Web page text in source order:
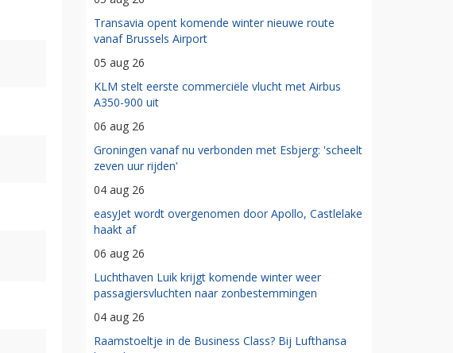
Transavia opent komende winter nieuwe route
vanaf Brussels Airport
05 aug 26
KLM stelt eerste commerciële vlucht met Airbus
A350-900 uit
06 aug 26
Groningen vanaf nu verbonden met Esbjerg: 'scheelt
zeven uur rijden'
04 aug 26
easyJet wordt overgenomen door Apollo, Castlelake
haakt af
06 aug 26
Luchthaven Luik krijgt komende winter weer
passagiersvluchten naar zonbestemmingen
04 aug 26
Raamstoeltje in de Business Class? Bij Lufthansa